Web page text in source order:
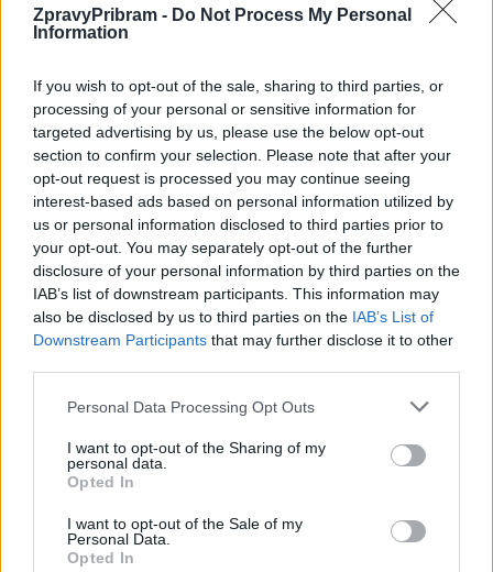
ZpravyPribram - Do Not Process My Personal
Information
If you wish to opt-out of the sale, sharing to third parties, or
processing of your personal or sensitive information for
targeted advertising by us, please use the below opt-out
section to confirm your selection. Please note that after your
opt-out request is processed you may continue seeing
interest-based ads based on personal information utilized by
us or personal information disclosed to third parties prior to
your opt-out. You may separately opt-out of the further
disclosure of your personal information by third parties on the
IAB’s list of downstream participants. This information may
also be disclosed by us to third parties on the IAB’s List of
Downstream Participants that may further disclose it to other
Personal Data Processing Opt Outs
I want to opt-out of the Sharing of my
personal data.
Opted In
I want to opt-out of the Sale of my
Personal Data.
Opted In
Projekt se ale potýkal s problémy. V roce 2021 byla původně
vybrána firma Raeder & Falge s.r.o., která měla most opravit za
a následně skončila v insolvenci, takže ŘSD muselo vypsat nové
výběrové řízení.
Komentáře
TAGY Husova ulice most oprava
otevření
Ředitelství silnic a dálnic
Předchozí článek